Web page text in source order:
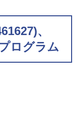
、
ログラム